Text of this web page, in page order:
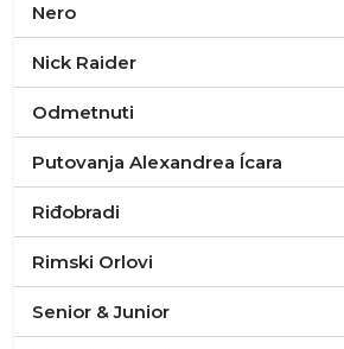
Nero
Nick Raider
Odmetnuti
Putovanja Alexandrea Ícara
Riđobradi
Rimski Orlovi
Senior & Junior